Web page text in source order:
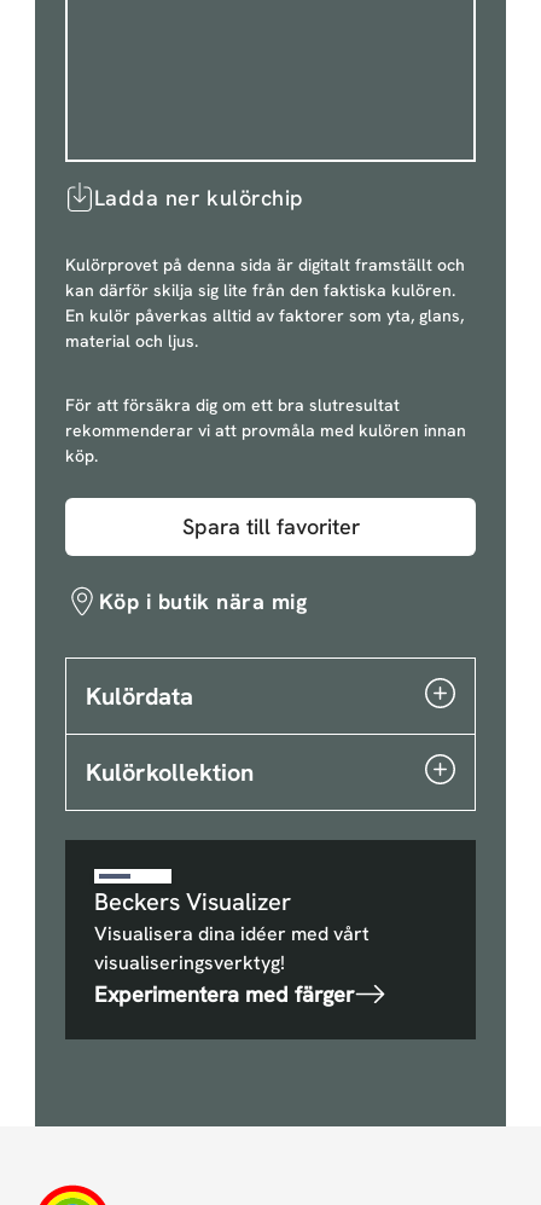
Ladda ner kulörchip
Kulörprovet på denna sida är digitalt framställt och
kan därför skilja sig lite från den faktiska kulören.
En kulör påverkas alltid av faktorer som yta, glans,
material och ljus.
För att försäkra dig om ett bra slutresultat
rekommenderar vi att provmåla med kulören innan
köp.
Spara till favoriter
Köp i butik nära mig
Kulördata
Kulörkollektion
Beckers Visualizer
Visualisera dina idéer med vårt
visualiseringsverktyg!
Experimentera med färger